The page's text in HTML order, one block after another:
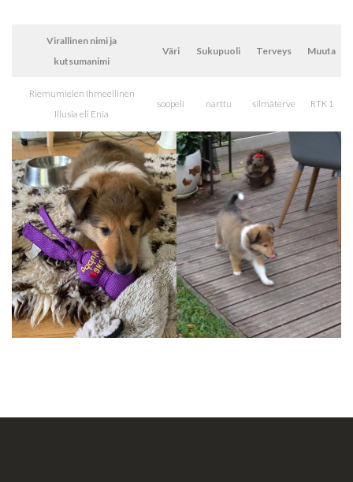
Virallinen nimi ja
kutsumanimi
Väri Sukupuoli Terveys Muuta
Riemumielen Ihmeellinen
Illusia eli Enia
soopeli narttu silmäterve RTK1